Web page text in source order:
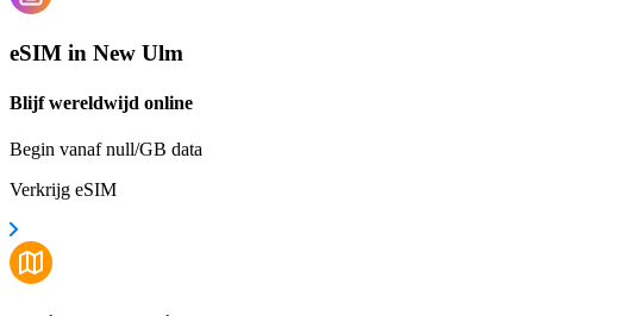
eSIM in New Ulm
Blijf wereldwijd online
Begin vanaf null/GB data
Verkrijg eSIM